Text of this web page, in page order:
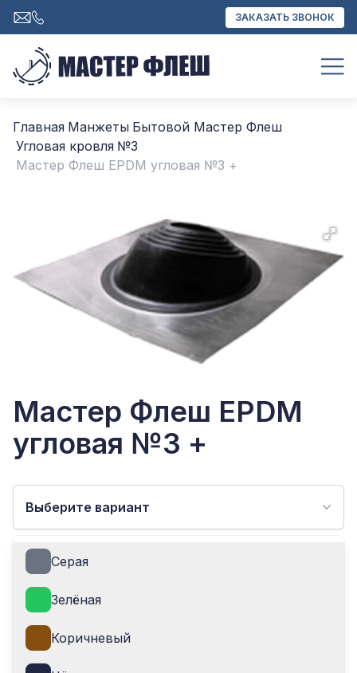
ЗАКАЗАТЬ ЗВОНОК
Главная Манжеты Бытовой Мастер Флеш
Угловая кровля №3
Мастер Флеш EPDM угловая №3 +
Мастер Флеш EPDM
угловая №3 +
Выберите вариант
Серая
Зелёная
Коричневый
9 870.00 ₽